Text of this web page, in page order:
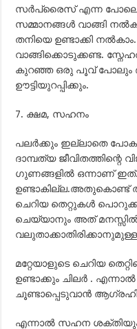
സര്‍പ്രൈസ് എന്ന പോലെ
സമ്മാനങ്ങള്‍ വാങ്ങി
തനിയെ ഉണ്ടാക്കി
വാങ്ങിക്കൊടുക്കണ്ട.
കുറഞ്ഞ ഒരു പൂവ് പോലും
ഊട്ടിയുറപ്പിക്കും.
7. ക്ഷമ, സഹനം
പലര്‍ക്കും ഇല്ലാതെ
ദാമ്പത്യ
ഗുണങ്ങളില്‍ ഒന്നാണ് ഇത്.
ഉണ്ടാകില്ല.അതുകൊണ്ട്
ചെറിയ തെറ്റുകള്‍
ചെയ്യാനും അത്
മറ്റേയാളുടെ ചെറിയ
ഉണ്ടാക്കും ചിലര്‍ .
ചൂണ്ടാപ്പെടുവാന്‍
എന്നാല്‍ സഹന ശക്തിയും